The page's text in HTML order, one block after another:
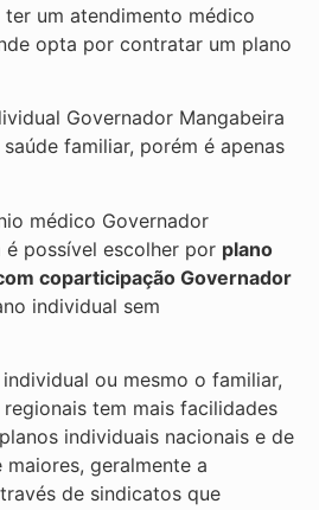
ter um atendimento médico
opta por contratar um plano
Governador Mangabeira
familiar, porém é apenas
médico Governador
é possível escolher por plano
coparticipação Governador
individual sem
ou mesmo o familiar,
tem mais facilidades
individuais nacionais e de
geralmente a
de sindicatos que